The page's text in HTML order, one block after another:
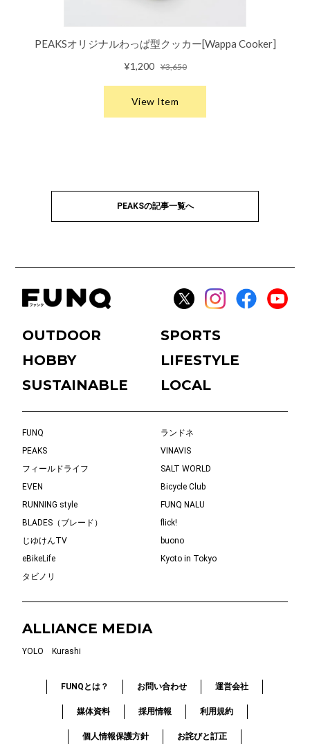
PEAKSの記事一覧へ
OUTDOOR
SPORTS
HOBBY
LIFESTYLE
SUSTAINABLE
LOCAL
FUNQ
ランドネ
PEAKS
VINAVIS
フィールドライフ
SALT WORLD
EVEN
Bicycle Club
RUNNING style
FUNQ NALU
BLADES（ブレード）
flick!
じゆけんTV
buono
eBikeLife
Kyoto in Tokyo
タビノリ
ALLIANCE MEDIA
YOLO Kurashi
FUNQとは？ お問い合わせ 運営会社
媒体資料 採用情報 利用規約
個人情報保護方針 お詫びと訂正